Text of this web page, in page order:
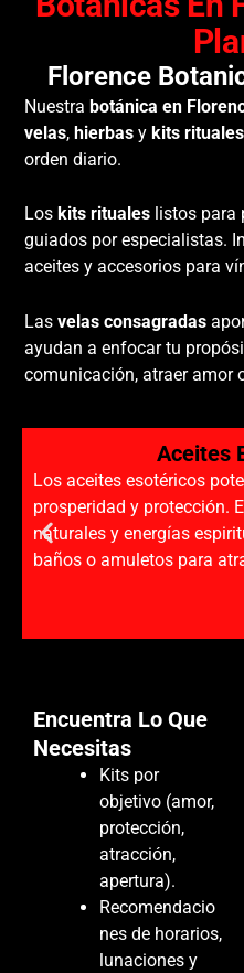
Florence
Nuestra botánica en
velas, hierbas y kits rituales
orden diario.
Los kits rituales listos para
guiados por especialistas.
aceites y accesorios para
Las velas consagradas
ayudan a enfocar tu
comunicación, atraer amor
Aceites
Los aceites esotéricos
prosperidad y protección.
naturales y energías
baños o amuletos para
Encuentra Lo Que
Necesitas
Kits por
objetivo (amor,
protección,
atracción,
apertura).
Recomendacio
nes de horarios,
lunaciones y